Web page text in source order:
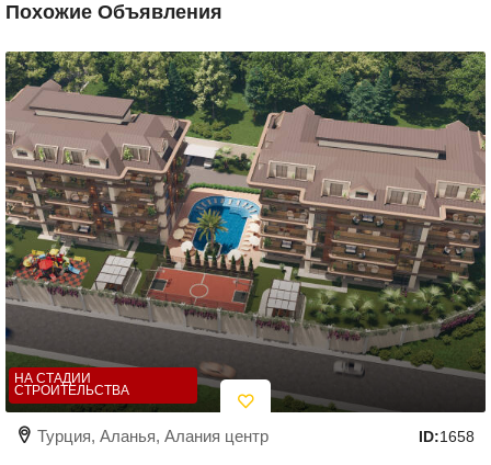
Похожие Объявления
НА СТАДИИ
СТРОИТЕЛЬСТВА
Турция, Аланья, Алания центр ID:1658